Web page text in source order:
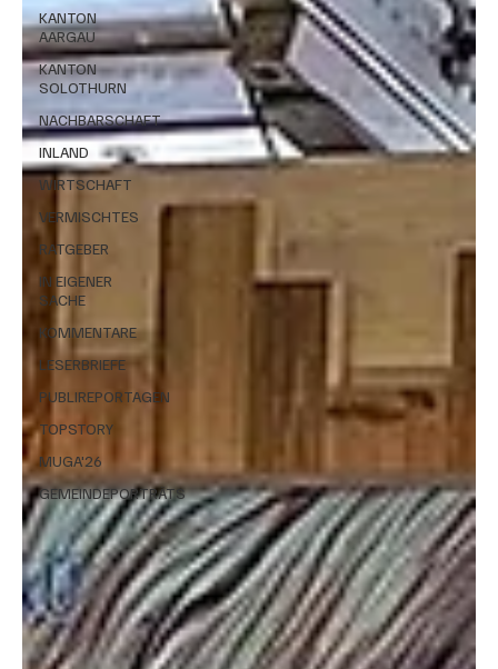
KANTON
AARGAU
KANTON
SOLOTHURN
NACHBARSCHAFT
INLAND
WIRTSCHAFT
VERMISCHTES
RATGEBER
IN EIGENER
SACHE
KOMMENTARE
LESERBRIEFE
PUBLIREPORTAGEN
TOPSTORY
MUGA'26
GEMEINDEPORTRÄTS